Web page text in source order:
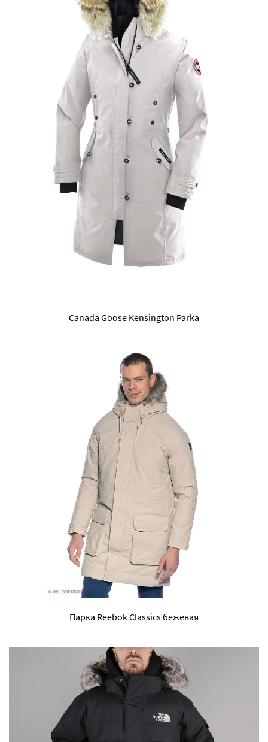
Canada Goose Kensington Parka
Парка Reebok Classics бежевая